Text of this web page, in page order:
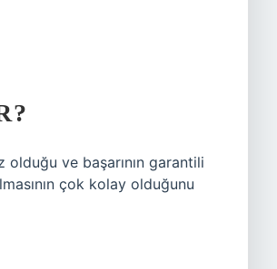
ve başarının garantili
çok kolay olduğunu